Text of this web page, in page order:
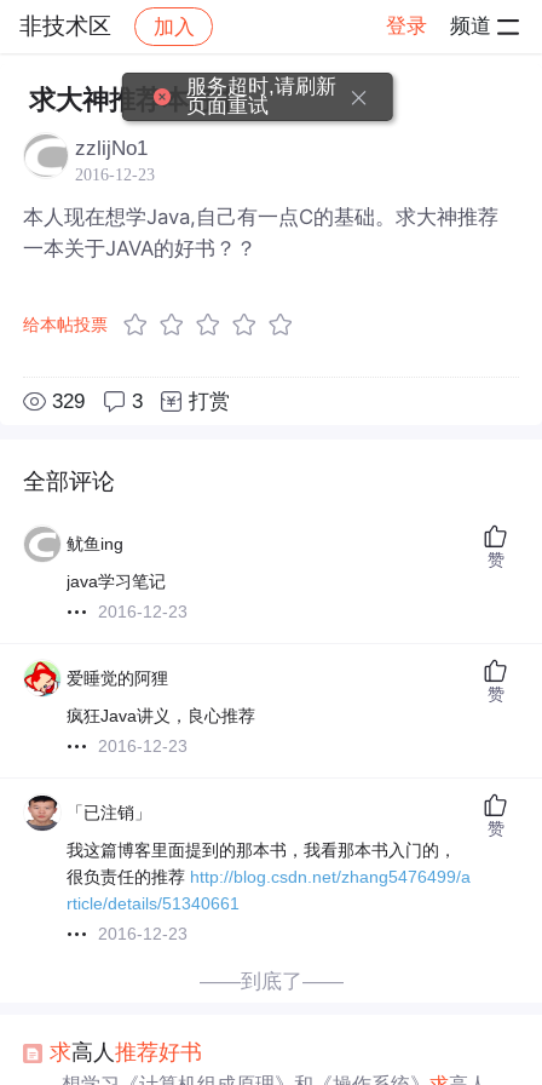
非技术区 加入 登录 频道
社区 非技术区 帖子详情
求大神推荐本好书
zzlijNo1
2016-12-23
本人现在想学Java,自己有一点C的基础。求大神推荐
一本关于JAVA的好书？？
给本帖投票
329 3 打赏
全部评论
鱿鱼ing
java学习笔记
2016-12-23
赞
爱睡觉的阿狸
疯狂Java讲义，良心推荐
2016-12-23
赞
「已注销」
我这篇博客里面提到的那本书，我看那本书入门的，
很负责任的推荐 http://blog.csdn.net/zhang5476499/a
rticle/details/51340661
2016-12-23
赞
——到底了——
求高人推荐好书
服务超时,请刷新
页面重试